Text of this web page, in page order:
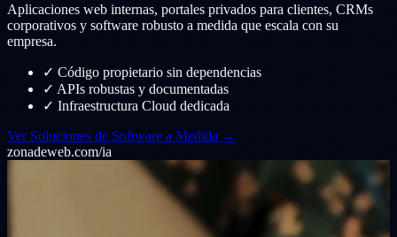
Aplicaciones web internas, portales privados para clientes, CRMs
corporativos y software robusto a medida que escala con su
empresa.
✓ Código propietario sin dependencias
✓ APIs robustas y documentadas
✓ Infraestructura Cloud dedicada
Ver Soluciones de Software a Medida →
zonadeweb.com/ia